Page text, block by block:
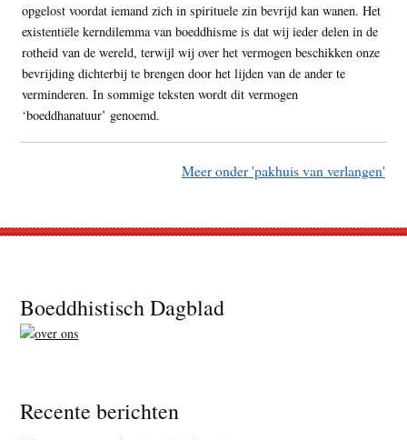
opgelost voordat iemand zich in spirituele zin bevrijd kan wanen. Het
existentiële kerndilemma van boeddhisme is dat wij ieder delen in de
rotheid van de wereld, terwijl wij over het vermogen beschikken onze
bevrijding dichterbij te brengen door het lijden van de ander te
verminderen. In sommige teksten wordt dit vermogen
‘boeddhanatuur’ genoemd.
Meer onder 'pakhuis van verlangen'
Footer
Boeddhistisch Dagblad
Recente berichten